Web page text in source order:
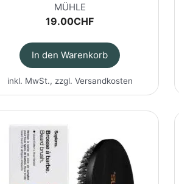
MÜHLE
19.00CHF
In den Warenkorb
inkl. MwSt., zzgl. Versandkosten